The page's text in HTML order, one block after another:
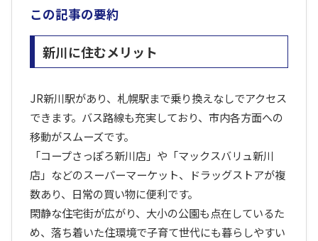
この記事の要約
新川に住むメリット
JR新川駅があり、札幌駅まで乗り換えなしでアクセス
できます。バス路線も充実しており、市内各方面への
移動がスムーズです。
「コープさっぽろ新川店」や「マックスバリュ新川
店」などのスーパーマーケット、ドラッグストアが複
数あり、日常の買い物に便利です。
閑静な住宅街が広がり、大小の公園も点在しているた
め、落ち着いた住環境で子育て世代にも暮らしやすい